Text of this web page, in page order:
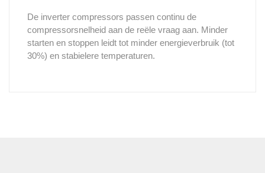
De inverter compressors passen continu de
compressorsnelheid aan de reële vraag aan. Minder
starten en stoppen leidt tot minder energieverbruik (tot
30%) en stabielere temperaturen.